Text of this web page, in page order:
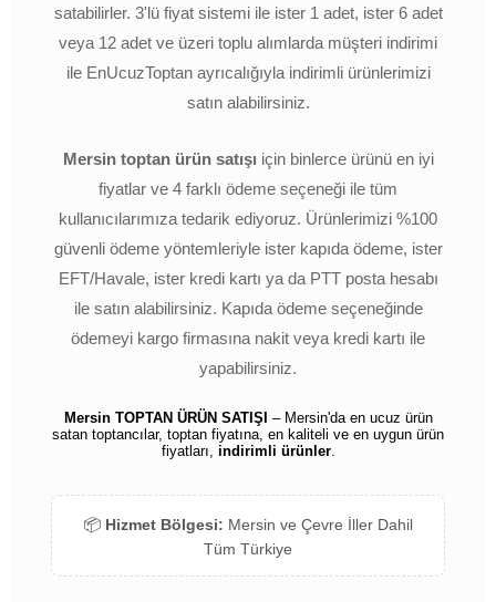
satabilirler. 3'lü fiyat sistemi ile ister 1 adet, ister 6 adet
veya 12 adet ve üzeri toplu alımlarda müşteri indirimi
ile EnUcuzToptan ayrıcalığıyla indirimli ürünlerimizi
satın alabilirsiniz.
Mersin toptan ürün satışı için binlerce ürünü en iyi
fiyatlar ve 4 farklı ödeme seçeneği ile tüm
kullanıcılarımıza tedarik ediyoruz. Ürünlerimizi %100
güvenli ödeme yöntemleriyle ister kapıda ödeme, ister
EFT/Havale, ister kredi kartı ya da PTT posta hesabı
ile satın alabilirsiniz. Kapıda ödeme seçeneğinde
ödemeyi kargo firmasına nakit veya kredi kartı ile
yapabilirsiniz.
Mersin TOPTAN ÜRÜN SATIŞI – Mersin'da en ucuz ürün
satan toptancılar, toptan fiyatına, en kaliteli ve en uygun ürün
fiyatları, indirimli ürünler.
📦 Hizmet Bölgesi: Mersin ve Çevre İller Dahil
Tüm Türkiye